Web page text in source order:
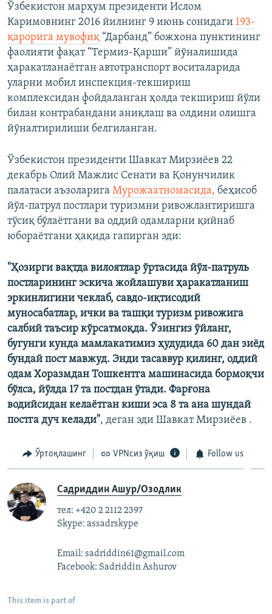
Ўзбекистон марҳум президенти Ислом
Каримовнинг 2016 йилнинг 9 июнь сонидаги 193-
қарорига мувофиқ “Дарбанд” божхона пунктининг
фаолияти фақат “Термиз-Қарши” йўналишида
ҳаракатланаётган автотранспорт воситаларида
уларни мобил инспекция-текшириш
комплексидан фойдаланган ҳолда текшириш йўли
билан контрабандани аниқлаш ва олдини олишга
йўналтирилиши белгиланган.
Ўзбекистон президенти Шавкат Мирзиёев 22
декабрь Олий Мажлис Сенати ва Қонунчилик
палатаси аъзоларига Мурожаатномасида, беҳисоб
йўл-патрул постлари туризмни ривожлантиришга
тўсиқ бўлаётгани ва оддий одамларни қийнаб
юбораётгани ҳақида гапирган эди:
"Ҳозирги вақтда вилоятлар ўртасида йўл-патруль
постларининг эскича жойлашуви ҳаракатланиш
эркинлигини чеклаб, савдо-иқтисодий
муносабатлар, ички ва ташқи туризм ривожига
салбий таъсир кўрсатмоқда. Ўзингиз ўйланг,
бугунги кунда мамлакатимиз ҳудудида 60 дан зиёд
бундай пост мавжуд. Энди тасаввур қилинг, оддий
одам Хоразмдан Тошкентга машинасида бормоқчи
бўлса, йўлда 17 та постдан ўтади. Фарғона
водийсидан келаётган киши эса 8 та ана шундай
постга дуч келади", деган эди Шавкат Мирзиёев .
Ўртоқлашинг VPNсиз ўқиш Follow us
Садриддин Ашур/Озодлик
тел: +420 2 2112 2397
Skype: assadrskype
Email: sadriddin61@gmail.com
Facebook: Sadriddin Ashurov
This item is part of